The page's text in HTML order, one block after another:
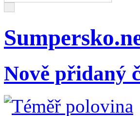
Nově přidaný